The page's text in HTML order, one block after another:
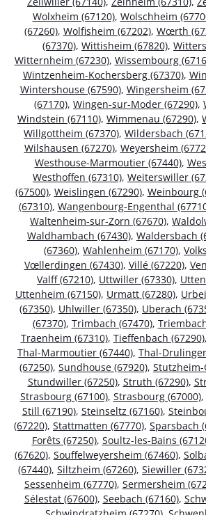
Wolxheim (67120), Wolschheim
(67260), Wolfisheim (67202), Wœrth
(67370), Wittisheim (67820),
Witternheim (67230), Wissembourg
Wintzenheim-Kochersberg (67370),
Wintershouse (67590), Wingersheim
(67170), Wingen-sur-Moder (67290),
Windstein (67110), Wimmenau (67290),
Willgottheim (67370), Wildersbach
Wilshausen (67270), Weyersheim
Westhouse-Marmoutier (67440),
Westhoffen (67310), Weiterswiller
(67500), Weislingen (67290), Weinbourg
(67310), Wangenbourg-Engenthal
Waltenheim-sur-Zorn (67670),
Waldhambach (67430), Waldersbach
(67360), Wahlenheim (67170),
Vœllerdingen (67430), Villé (67220),
Valff (67210), Uttwiller (67330),
Uttenheim (67150), Urmatt (67280),
(67350), Uhlwiller (67350), Uberach
(67370), Trimbach (67470),
Traenheim (67310), Tieffenbach (67290),
Thal-Marmoutier (67440), Thal-
(67250), Sundhouse (67920),
Stundwiller (67250), Struth (67290),
Strasbourg (67100), Strasbourg (67000),
Still (67190), Steinseltz (67160),
(67220), Stattmatten (67770), Sparsbach
Forêts (67250), Soultz-les-Bains
(67620), Souffelweyersheim (67460),
(67440), Siltzheim (67260), Siewiller
Sessenheim (67770), Sermersheim
Sélestat (67600), Seebach (67160),